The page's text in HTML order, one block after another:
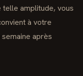
telle amplitude, vous
à votre
après